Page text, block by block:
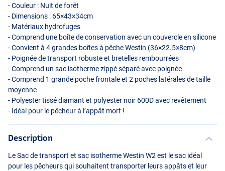
- Couleur : Nuit de forêt
- Dimensions : 65×43×34cm
- Matériaux hydrofuges
- Comprend une boîte de conservation avec un couvercle en silicone
- Convient à 4 grandes boîtes à pêche Westin (36×22.5×8cm)
- Poignée de transport robuste et bretelles rembourrées
- Comprend un sac isotherme zippé séparé avec poignée
- Comprend 1 grande poche frontale et 2 poches latérales de taille
moyenne
- Polyester tissé diamant et polyester noir 600D avec revêtement
- Idéal pour le pêcheur à l’appât mort !
Description
Le Sac de transport et sac isotherme Westin W2 est le sac idéal
pour les pêcheurs qui souhaitent transporter leurs appâts et leur